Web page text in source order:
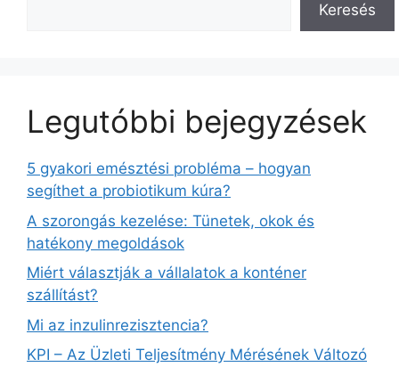
Keresés
Legutóbbi bejegyzések
5 gyakori emésztési probléma – hogyan
segíthet a probiotikum kúra?
A szorongás kezelése: Tünetek, okok és
hatékony megoldások
Miért választják a vállalatok a konténer
szállítást?
Mi az inzulinrezisztencia?
KPI – Az Üzleti Teljesítmény Mérésének Változó